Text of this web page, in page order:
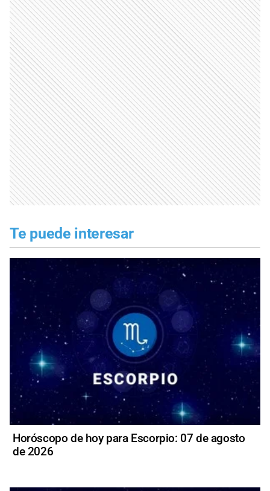
Te puede interesar
Horóscopo de hoy para Escorpio: 07 de agosto
de 2026